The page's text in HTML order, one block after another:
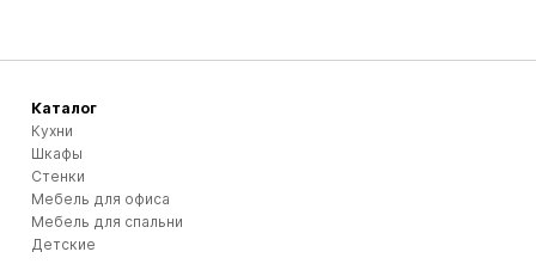
Каталог
Кухни
Шкафы
Стенки
Мебель для офиса
Мебель для спальни
Детские